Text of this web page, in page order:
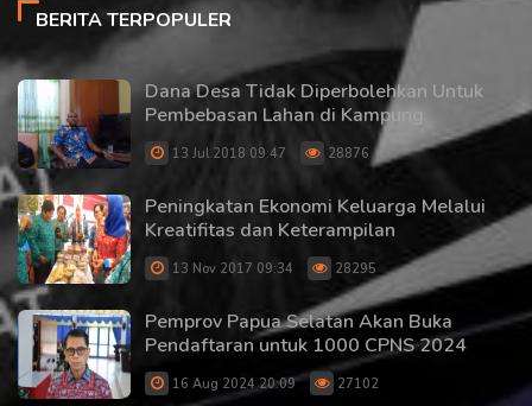
BERITA TERPOPULER
Dana Desa Tidak Diperbolehkan Untuk
Pembebasan Lahan di Kampung
13 Jul 2018 09:47 28876
Peningkatan Ekonomi Keluarga Melalui
Kreatifitas dan Keterampilan
13 Nov 2017 09:34 28295
Pemprov Papua Selatan Akan Buka
Pendaftaran untuk 1000 CPNS 2024
16 Aug 2024 20:09 27102